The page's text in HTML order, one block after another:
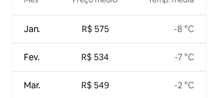
Jan.
Fev.
Mar.
R$ 575
R$ 534
R$ 549
-8 °C
-7 °C
-2 °C